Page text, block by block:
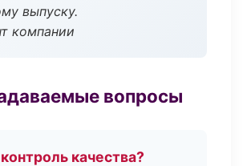
выпуску.
компании
вопросы
качества?